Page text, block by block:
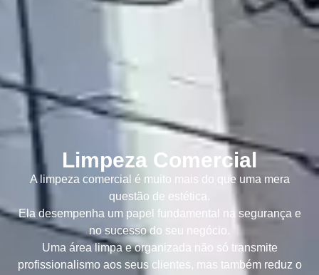
Limpeza Comercial
A limpeza comercial é muito mais do que uma mera
questão de estética.
Ela desempenha um papel fundamental na segurança e
no sucesso do seu negócio.
Uma área limpa e organizada não só transmite
profissionalismo aos seus clientes, mas também reduz o